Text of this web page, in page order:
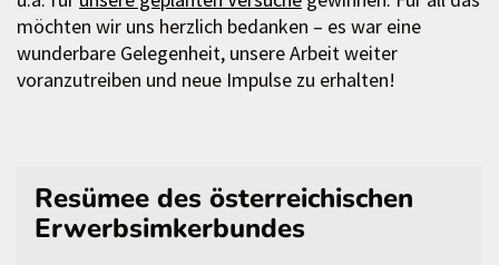
möchten wir uns herzlich bedanken – es war eine
wunderbare Gelegenheit, unsere Arbeit weiter
voranzutreiben und neue Impulse zu erhalten!
Resümee des österreichischen
Erwerbsimkerbundes